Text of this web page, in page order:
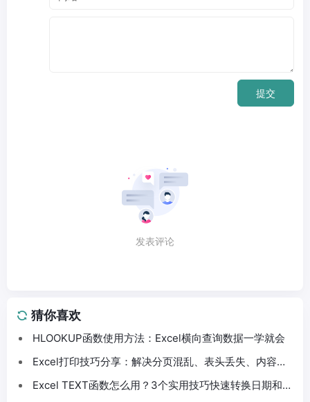
提交
发表评论
猜你喜欢
HLOOKUP函数使用方法：Excel横向查询数据一学就会
Excel打印技巧分享：解决分页混乱、表头丢失、内容截
Excel TEXT函数怎么用？3个实用技巧快速转换日期和数